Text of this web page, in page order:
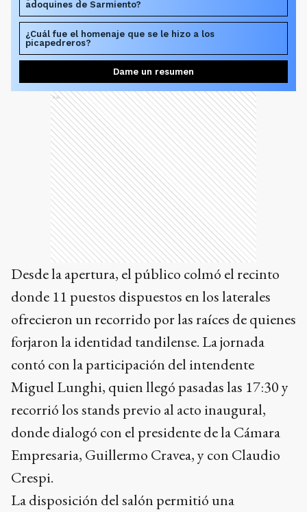
adoquines de Sarmiento?
¿Cuál fue el homenaje que se le hizo a los
picapedreros?
Dame un resumen
Ads
Desde la apertura, el público colmó el recinto
donde 11 puestos dispuestos en los laterales
ofrecieron un recorrido por las raíces de quienes
forjaron la identidad tandilense. La jornada
contó con la participación del intendente
Miguel Lunghi, quien llegó pasadas las 17:30 y
recorrió los stands previo al acto inaugural,
donde dialogó con el presidente de la Cámara
Empresaria, Guillermo Cravea, y con Claudio
Crespi.
La disposición del salón permitió una